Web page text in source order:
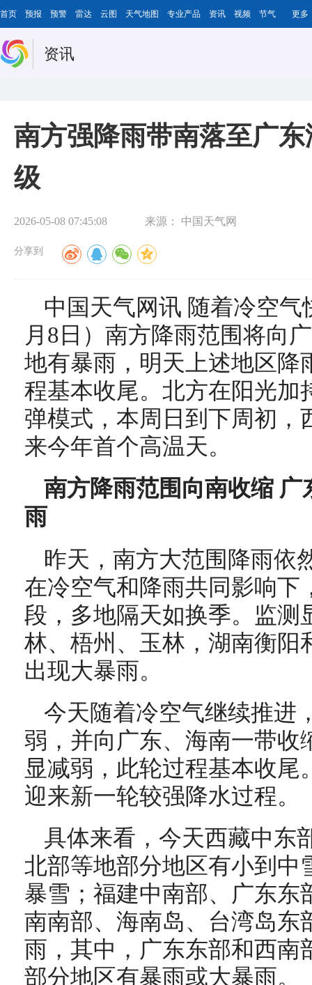
首页 预报 预警 雷达 云图 天气地图 专业产品 资讯 视频 节气 更多
资讯
南方强降雨带南落至广
级
2026-05-08 07:45:08 来源： 中国天气网
分享到
中国天气网讯 随着冷空
月8日）南方降雨范围将向
地有暴雨，明天上述地区降
程基本收尾。北方在阳光加
弹模式，本周日到下周初，
来今年首个高温天。
南方降雨范围向南收缩
雨
昨天，南方大范围降雨依
在冷空气和降雨共同影响下
段，多地隔天如换季。监测
林、梧州、玉林，湖南衡阳
出现大暴雨。
今天随着冷空气继续推进
弱，并向广东、海南一带收
显减弱，此轮过程基本收尾
迎来新一轮较强降水过程。
具体来看，今天西藏中东
北部等地部分地区有小到中
暴雪；福建中南部、广东东
南南部、海南岛、台湾岛东
雨，其中，广东东部和西南
部分地区有暴雨或大暴雨。